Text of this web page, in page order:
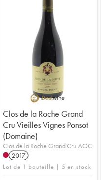
Clos de la Roche Grand
Cru Vieilles Vignes Ponsot
(Domaine)
Clos de la Roche Grand Cru AOC
2017
Lot de 1 bouteille | 5 en stock